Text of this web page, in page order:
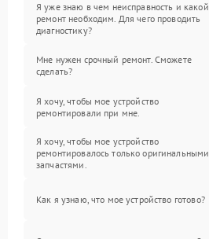
Я уже знаю в чем неисправность и какой
ремонт необходим. Для чего проводить
диагностику?
Мне нужен срочный ремонт. Сможете
сделать?
Я хочу, чтобы мое устройство
ремонтировали при мне.
Я хочу, чтобы мое устройство
ремонтировалось только оригинальными
запчастями.
Как я узнаю, что мое устройство готово?